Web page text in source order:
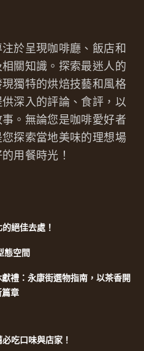
於呈現咖啡廳、飯店和
關知識。探索最迷人的
獨特的烘焙技藝和風格
深入的評論、食評，以
。無論您是咖啡愛好者
探索當地美味的理想場
用餐時光！
絕佳去處！
態空間
禮：永康街選物指南，以茶香開
篇章
吃口味與店家！